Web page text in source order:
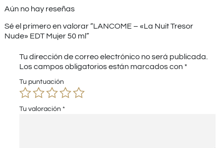
Aún no hay reseñas
Sé el primero en valorar “LANCOME – «La Nuit Tresor
Nude» EDT Mujer 50 ml”
Tu dirección de correo electrónico no será publicada.
Los campos obligatorios están marcados con *
Tu puntuación
Tu valoración *